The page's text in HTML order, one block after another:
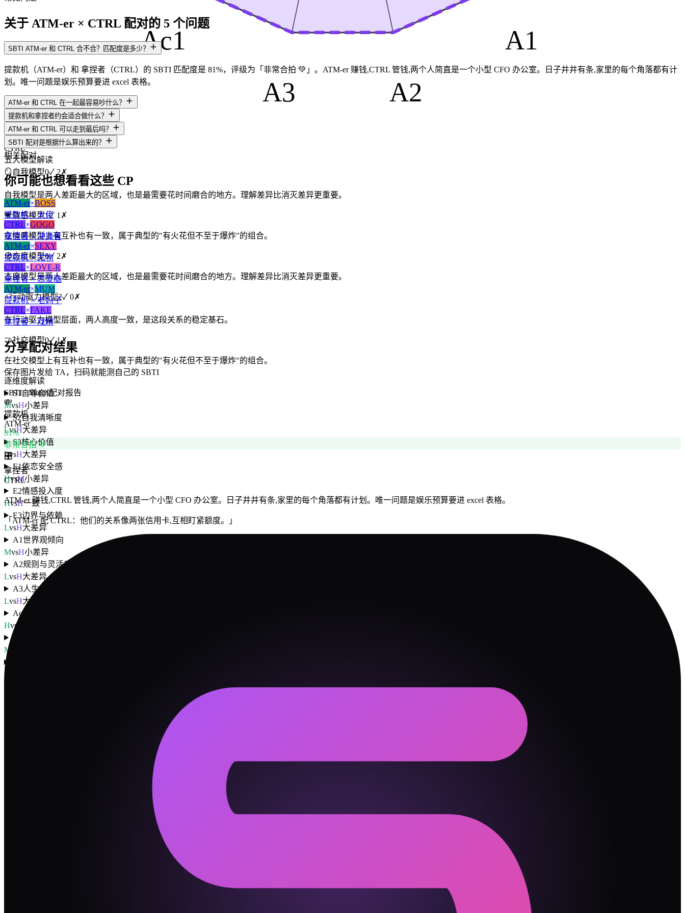
A1
A2
A3
Ac1
ATM-er
CTRL
五大模型解读
🪞自我模型0✓2✗
自我模型是两人差距最大的区域，也是最需要花时间磨合的地方。理解差异比消灭差异更重要。
💗情感模型1✓ 1 ✗
在情感模型上有互补也有一致，属于典型的"有火花但不至于爆炸"的组合。
🧭态度模型0✓ 2✗
态度模型是两人差距最大的区域，也是最需要花时间磨合的地方。理解差异比消灭差异更重要。
⚡行动驱力模型2✓ 0✗
在行动驱力模型层面，两人高度一致，是这段关系的稳定基石。
🤝社交模型0✓1✗
在社交模型上有互补也有一致，属于典型的"有火花但不至于爆炸"的组合。
逐维度解读
S1自尊自信
MvsH小差异
S2自我清晰度
LvsH大差异
S3核心价值
LvsH大差异
E1依恋安全感
HvsM小差异
E2情感投入度
HvsH一致
E3边界与依赖
LvsH大差异
A1世界观倾向
MvsH小差异
A2规则与灵活度
LvsH大差异
A3人生意义感
LvsH大差异
Ac1
Hvs
M
H
拿捏者 表达直接，提款机 更含蓄。吵架时 拿捏者 觉得对方不说话很痛苦，提款机 觉得被追问更痛苦。约定一个"冷静缓冲期"很关键。
一个人边界感强，一个人偏黏——这不是不爱，是出厂设置不同。明确说出"我需要独处一下"不是拒绝，是充电。
你们的"灵活度"不同步。一个人觉得"计划就是拿来改的"，另一个觉得"改计划=不靠谱"。提前沟通期望值，别用自己的标准量对方。
吵架时用"我感觉……"而不是"你总是……"开头。这一条听着老套，但对 提款机 和 拿捏者 这个组合格外重要。
关于 ATM-er × CTRL 配对的 5 个问题
SBTI ATM-er 和 CTRL 合不合？匹配度是多少？
提款机（ATM-er）和 拿捏者（CTRL）的 SBTI 匹配度是 81%，评级为「非常合拍 💚」。ATM-er 赚钱,CTRL 管钱,两个人简直是一个小型 CFO 办公室。日子井井有条,家里的每个角落都有计
划。唯一问题是娱乐预算要进 excel 表格。
ATM-er 和 CTRL 在一起最容易吵什么？
提款机和拿捏者约会适合做什么？
ATM-er 和 CTRL 可以走到最后吗？
SBTI 配对是根据什么算出来的？
相关配对
你可能也想看看这些 CP
ATM-er×BOSS
提款机 × 大佬
CTRL×GOGO
拿捏者 × 冲锋者
ATM-er×SEXY
提款机 × 尤物
CTRL×LOVE-R
拿捏者 × 恋爱脑
ATM-er×MUM
提款机 × 老妈子
CTRL×FAKE
拿捏者 × 戏精
分享配对结果
保存图片发给 TA，扫码就能测自己的 SBTI
SBTI · Match配对报告
💸
提款机
ATM-er
81%
非常合拍 💚
🎛️
拿捏者
CTRL
ATM-er 赚钱,CTRL 管钱,两个人简直是一个小型 CFO 办公室。日子井井有条,家里的每个角落都有计划。唯一问题是娱乐预算要进 excel 表格。
「 ATM-er 配 CTRL：他们的关系像两张信用卡,互相盯紧额度。 」